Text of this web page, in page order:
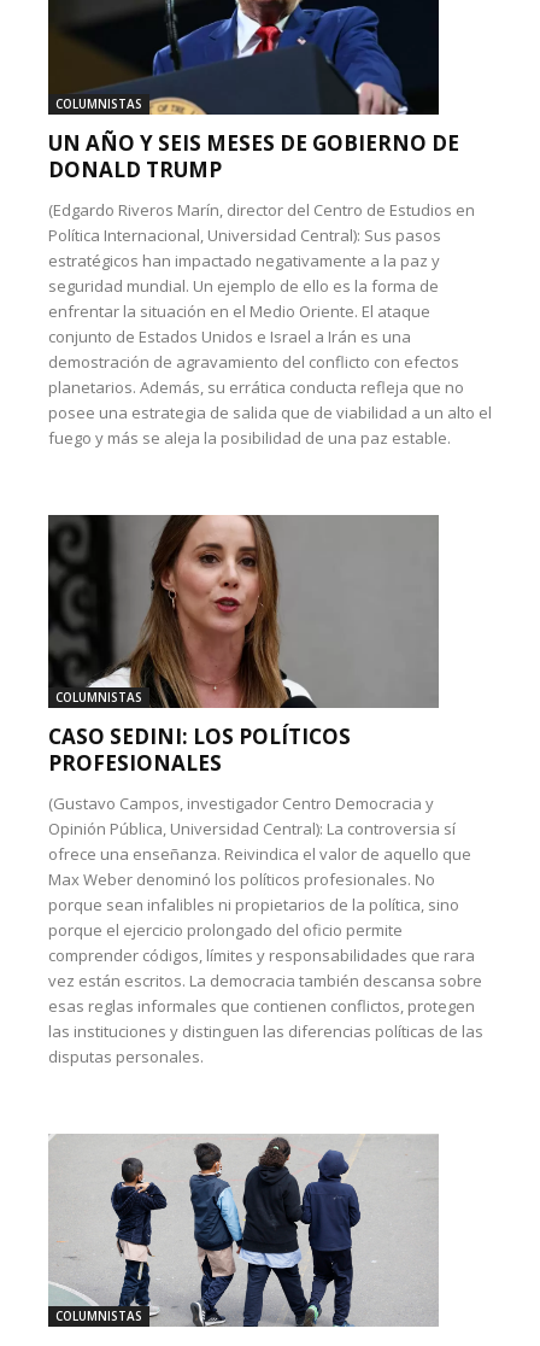
COLUMNISTAS
UN AÑO Y SEIS MESES DE GOBIERNO DE
DONALD TRUMP
(Edgardo Riveros Marín, director del Centro de Estudios en
Política Internacional, Universidad Central): Sus pasos
estratégicos han impactado negativamente a la paz y
seguridad mundial. Un ejemplo de ello es la forma de
enfrentar la situación en el Medio Oriente. El ataque
conjunto de Estados Unidos e Israel a Irán es una
demostración de agravamiento del conflicto con efectos
planetarios. Además, su errática conducta refleja que no
posee una estrategia de salida que de viabilidad a un alto el
fuego y más se aleja la posibilidad de una paz estable.
COLUMNISTAS
CASO SEDINI: LOS POLÍTICOS
PROFESIONALES
(Gustavo Campos, investigador Centro Democracia y
Opinión Pública, Universidad Central): La controversia sí
ofrece una enseñanza. Reivindica el valor de aquello que
Max Weber denominó los políticos profesionales. No
porque sean infalibles ni propietarios de la política, sino
porque el ejercicio prolongado del oficio permite
comprender códigos, límites y responsabilidades que rara
vez están escritos. La democracia también descansa sobre
esas reglas informales que contienen conflictos, protegen
las instituciones y distinguen las diferencias políticas de las
disputas personales.
COLUMNISTAS